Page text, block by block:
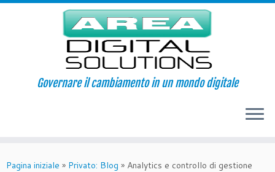
Governare il cambiamento in un mondo digitale
Pagina iniziale » Privato: Blog » Analytics e controllo di gestione